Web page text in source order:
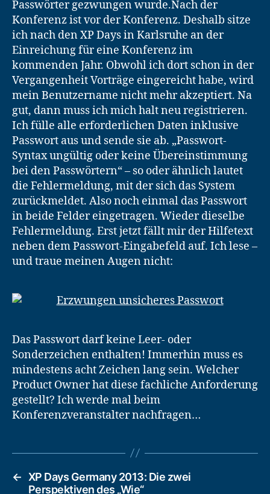
Passwörter gezwungen wurde.Nach der
Konferenz ist vor der Konferenz. Deshalb sitze
ich nach den XP Days in Karlsruhe an der
Einreichung für eine Konferenz im
kommenden Jahr. Obwohl ich dort schon in der
Vergangenheit Vorträge eingereicht habe, wird
mein Benutzername nicht mehr akzeptiert. Na
gut, dann muss ich mich halt neu registrieren.
Ich fülle alle erforderlichen Daten inklusive
Passwort aus und sende sie ab. „Passwort-
Syntax ungültig oder keine Übereinstimmung
bei den Passwörtern“ – so oder ähnlich lautet
die Fehlermeldung, mit der sich das System
zurückmeldet. Also noch einmal das Passwort
in beide Felder eingetragen. Wieder dieselbe
Fehlermeldung. Erst jetzt fällt mir der Hilfetext
neben dem Passwort-Eingabefeld auf. Ich lese –
und traue meinen Augen nicht:
Das Passwort darf keine Leer- oder
Sonderzeichen enthalten! Immerhin muss es
mindestens acht Zeichen lang sein. Welcher
Product Owner hat diese fachliche Anforderung
gestellt? Ich werde mal beim
Konferenzveranstalter nachfragen…
← XP Days Germany 2013: Die zwei
Perspektiven des „Wie“